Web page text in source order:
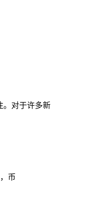
。对于许多新
币